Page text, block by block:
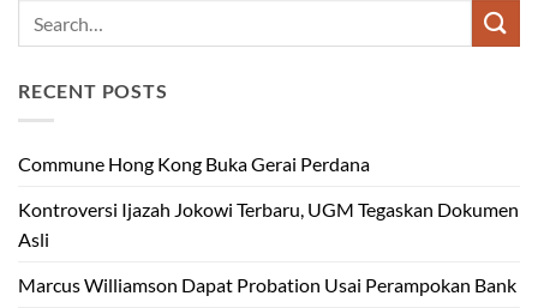
RECENT POSTS
Commune Hong Kong Buka Gerai Perdana
Kontroversi Ijazah Jokowi Terbaru, UGM Tegaskan Dokumen
Asli
Marcus Williamson Dapat Probation Usai Perampokan Bank